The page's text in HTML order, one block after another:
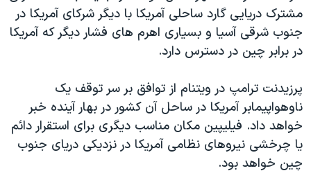
مشترک دریایی گارد ساحلی آمریکا با دیگر شرکای آمریکا در
جنوب شرقی آسیا و بسیاری اهرم های فشار دیگر که آمریکا
در برابر چین در دسترس دارد.
پرزیدنت ترامپ در ویتنام از توافق بر سر توقف یک
ناوهواپیمابر آمریکا در ساحل آن کشور در بهار آینده خبر
خواهد داد. فیلیپین مکان مناسب دیگری برای استقرار دائم
یا چرخشی نیروهای نظامی آمریکا در نزدیکی دریای جنوب
چین خواهد بود.